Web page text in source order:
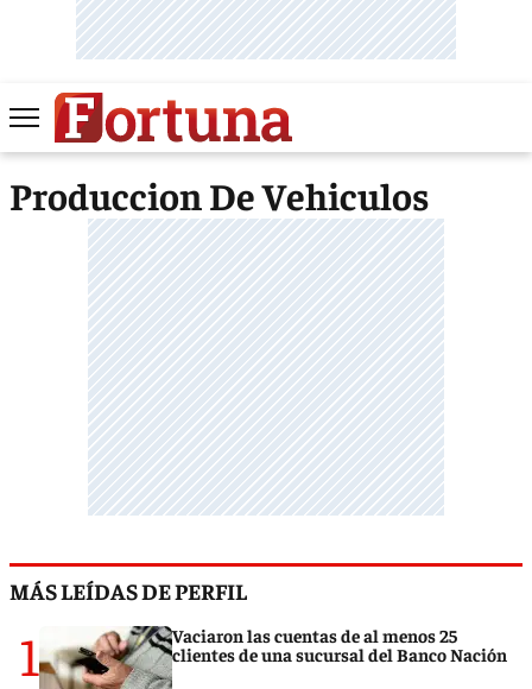
Produccion De Vehiculos
MÁS LEÍDAS DE PERFIL
1
Vaciaron las cuentas de al menos 25
clientes de una sucursal del Banco Nación